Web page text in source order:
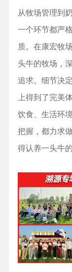
从牧场管理到
一个环节都严
质。在康宏牧
头牛的牧场，
追求。细节决
上得到了完美
饮食、生活环
把握，都力求
得认养一头牛